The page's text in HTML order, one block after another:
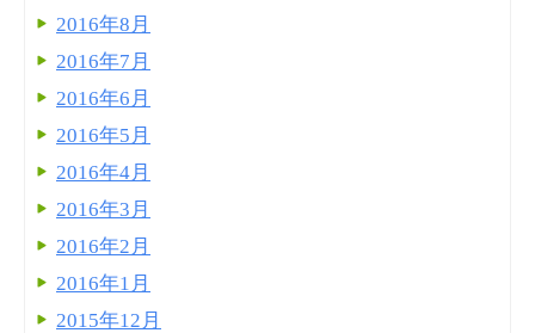
2016年8月
2016年7月
2016年6月
2016年5月
2016年4月
2016年3月
2016年2月
2016年1月
2015年12月